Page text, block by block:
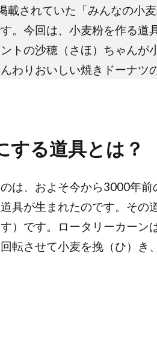
載されていた「みんなの小
。今回は、小麦粉を作る道
トの沙穂（さほ）ちゃんが
わりおいしい焼きドーナツ
る道具とは？
は、およそ今から3000年
具が生まれたのです。その
）です。ロータリーカーン
転させて小麦を挽（ひ）き